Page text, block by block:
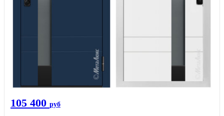
105 400 руб